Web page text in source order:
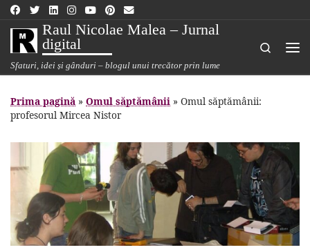
Raul Nicolae Malea – Jurnal
digital
Sfaturi, idei și gânduri – blogul unui trecător prin lume
Search
Prima pagină » Omul săptămânii » Omul săptămânii:
profesorul Mircea Nistor